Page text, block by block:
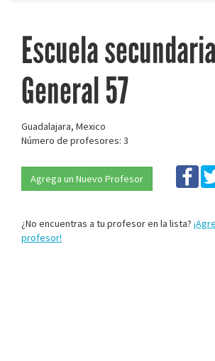
Escuela secundaria
General 57
Guadalajara, Mexico
Número de profesores: 3
Agrega un Nuevo Profesor
¿No encuentras a tu profesor en la lista?
profesor!